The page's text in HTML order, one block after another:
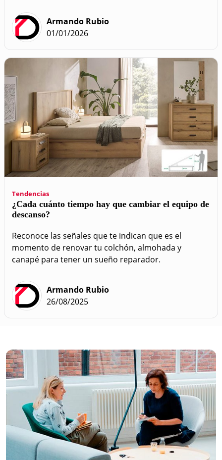
Armando Rubio
01/01/2026
Tendencias
¿Cada cuánto tiempo hay que cambiar el equipo de
descanso?
Reconoce las señales que te indican que es el
momento de renovar tu colchón, almohada y
canapé para tener un sueño reparador.
Armando Rubio
26/08/2025